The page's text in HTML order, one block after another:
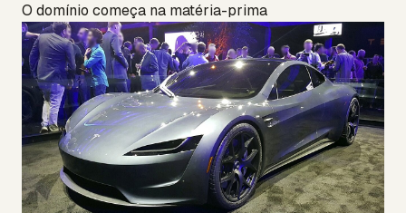
O domínio começa na matéria-prima